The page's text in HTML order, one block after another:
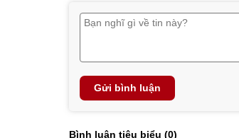
Gửi bình luận
Bình luận tiêu biểu (0)